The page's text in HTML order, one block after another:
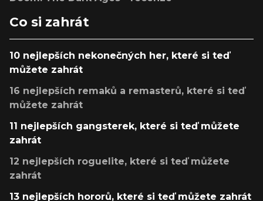
Co si zahrát
10 nejlepších nekonečných her, které si teď
můžete zahrát
16 nejlepších remaků a remasterů, které si teď
můžete zahrát
11 nejlepších gangsterek, které si teď můžete
zahrát
12 nejlepších roguelite, které si teď můžete
zahrát
13 nejlepších hororů, které si teď můžete zahrát